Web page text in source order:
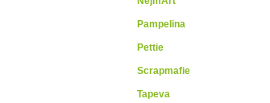
Pampelina
Pettie
Scrapmafie
Tapeva